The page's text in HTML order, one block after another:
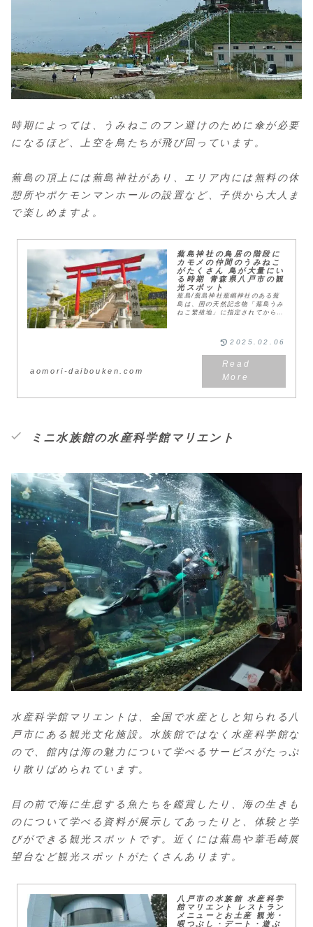
時期によっては、うみねこのフン避けのために傘が必要
になるほど、上空を鳥たちが飛び回っています。
蕪島の頂上には蕪島神社があり、エリア内には無料の休
憩所やポケモンマンホールの設置など、子供から大人ま
で楽しめますよ。
蕪島神社の鳥居の階段に
カモメの仲間のうみねこ
がたくさん 鳥が大量にい
る時期 青森県八戸市の観
光スポット
蕪島/蕪島神社蕪嶋神社のある蕪
島は、国の天然記念物「蕪島うみ
ねこ繁殖地」に指定されてから
ほど人気が高く、春から夏にはた
くさんのうみねこたち...
aomori-daibouken.com
2025.02.06
ミニ水族館の水産科学館マリエント
水産科学館マリエントは、全国で水産としと知られる八
戸市にある観光文化施設。水族館ではなく水産科学館な
ので、館内は海の魅力について学べるサービスがたっぷ
り散りばめられています。
目の前で海に生息する魚たちを鑑賞したり、海の生きも
のについて学べる資料が展示してあったりと、体験と学
びができる観光スポットです。近くには蕪島や葦毛崎展
望台など観光スポットがたくさんあります。
八戸市の水族館 水産科学
館マリエント レストラン
メニューとお土産 観光・
暇つぶし・デート・遊ぶ